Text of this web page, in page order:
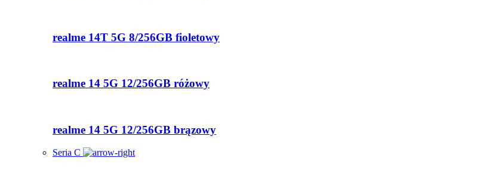
realme 14T 5G 8/256GB fioletowy
realme 14 5G 12/256GB różowy
realme 14 5G 12/256GB brązowy
Seria C